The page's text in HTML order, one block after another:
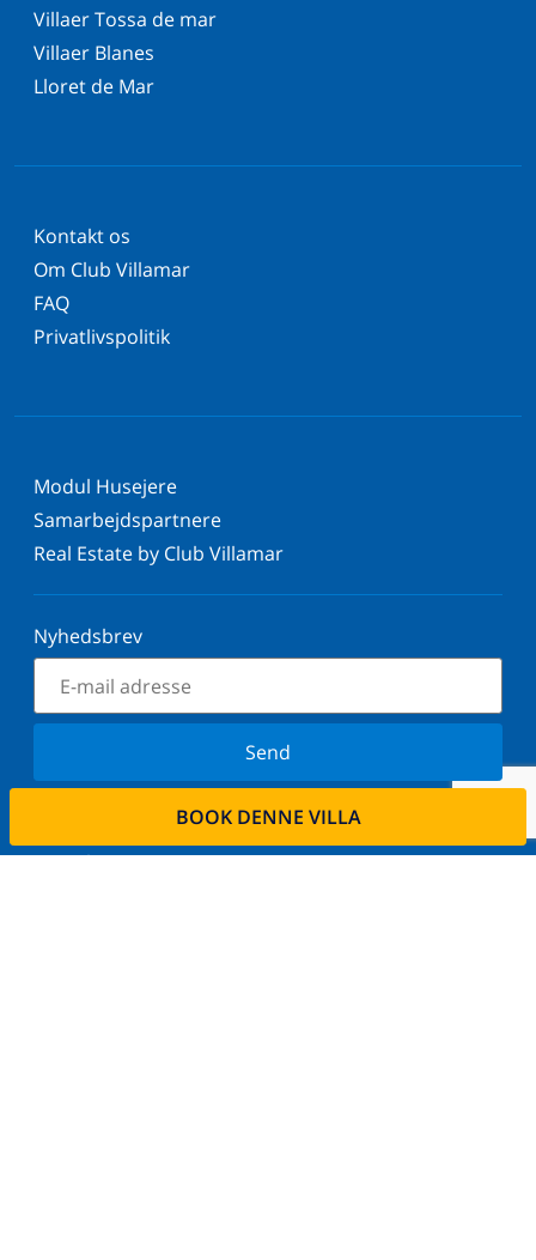
BOOK DENNE VILLA
Villaer Tossa de mar
Villaer Blanes
Lloret de Mar
Kontakt os
Om Club Villamar
FAQ
Privatlivspolitik
Modul Husejere
Samarbejdspartnere
Real Estate by Club Villamar
Nyhedsbrev
Send
Tilmeld dig vores nyhedsbrev og bliv orienteret om
de seneste nyheder og tilbud. Vi respekterer dit
privatliv.